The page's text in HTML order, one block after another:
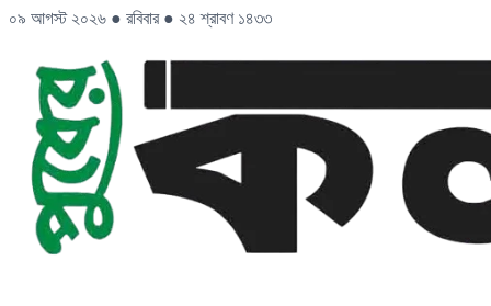
০৯ আগস্ট ২০২৬ ● রবিবার ● ২৪ শ্রাবণ ১৪৩৩